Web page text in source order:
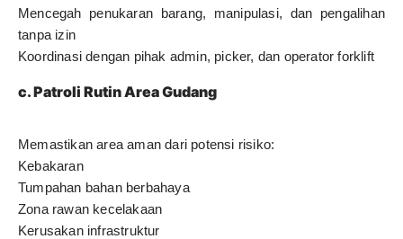
Mencegah penukaran barang, manipulasi, dan pengalihan
tanpa izin
Koordinasi dengan pihak admin, picker, dan operator forklift
c. Patroli Rutin Area Gudang
Memastikan area aman dari potensi risiko:
Kebakaran
Tumpahan bahan berbahaya
Zona rawan kecelakaan
Kerusakan infrastruktur